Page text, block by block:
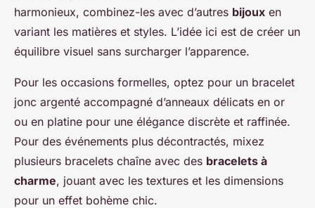
harmonieux, combinez-les avec d’autres bijoux en
variant les matières et styles. L’idée ici est de créer un
équilibre visuel sans surcharger l’apparence.
Pour les occasions formelles, optez pour un bracelet
jonc argenté accompagné d’anneaux délicats en or
ou en platine pour une élégance discrète et raffinée.
Pour des événements plus décontractés, mixez
plusieurs bracelets chaîne avec des bracelets à
charme, jouant avec les textures et les dimensions
pour un effet bohème chic.